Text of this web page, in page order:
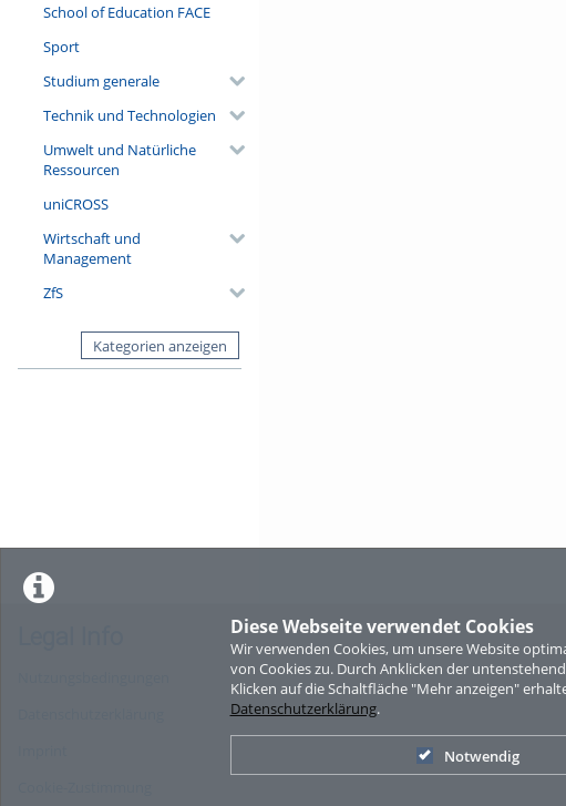
Diese Webseite verwendet Cookies
Wir verwenden Cookies, um unsere Website
von Cookies zu. Durch Anklicken der
Klicken auf die Schaltfläche "Mehr anzeigen"
Datenschutzerklärung.
Notwendig
School of Education FACE
Sport
Studium generale
Technik und Technologien
Umwelt und Natürliche
Ressourcen
uniCROSS
Wirtschaft und
Management
ZfS
Kategorien anzeigen